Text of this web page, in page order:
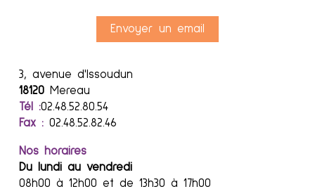
Envoyer un email
3, avenue d'Issoudun
18120Mereau
Tél :02.48.52.80.54
Fax : 02.48.52.82.46
Nos horaires
Du lundi au vendredi
08h00 à 12h00 et de 13h30 à 17h00